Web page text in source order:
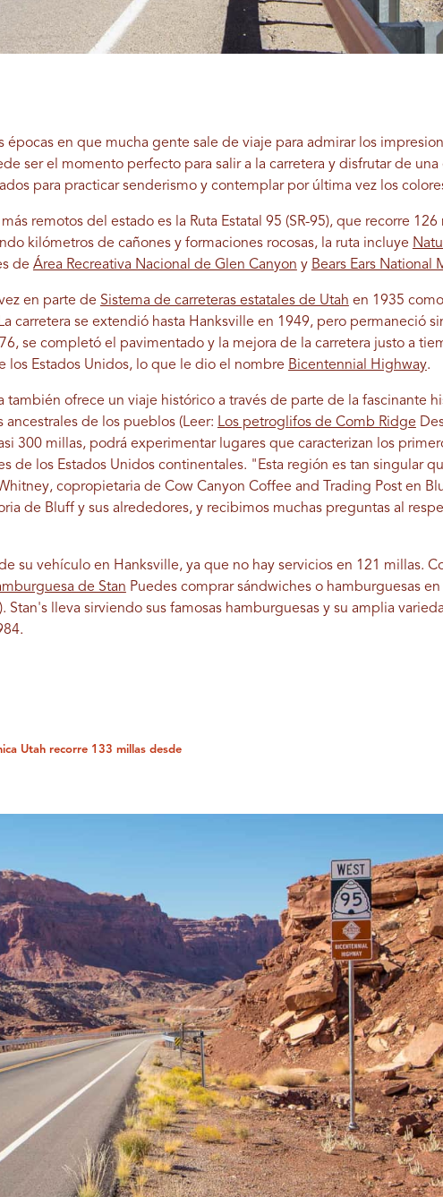
épocas en que mucha gente sale de viaje para admirar los
ser el momento perfecto para salir a la carretera y disfrutar de
para practicar senderismo y contemplar por última vez los
remotos del estado es la Ruta Estatal 95 (SR-95), que recorre 126
kilómetros de cañones y formaciones rocosas, la ruta incluye
de Área Recreativa Nacional de Glen Canyon y Bears Ears National
en parte de Sistema de carreteras estatales de Utah en 1935
carretera se extendió hasta Hanksville en 1949, pero permaneció
se completó el pavimentado y la mejora de la carretera justo a
los Estados Unidos, lo que le dio el nombre Bicentennial Highway.
también ofrece un viaje histórico a través de parte de la fascinante
de los pueblos (Leer: Los petroglifos de Comb Ridge
300 millas, podrá experimentar lugares que caracterizan los
de los Estados Unidos continentales. "Esta región es tan singular
copropietaria de Cow Canyon Coffee and Trading Post en
de Bluff y sus alrededores, y recibimos muchas preguntas al
su vehículo en Hanksville, ya que no hay servicios en 121 millas.
de Stan Puedes comprar sándwiches o hamburguesas en
Stan's lleva sirviendo sus famosas hamburguesas y su amplia
Utah recorre 133 millas desde